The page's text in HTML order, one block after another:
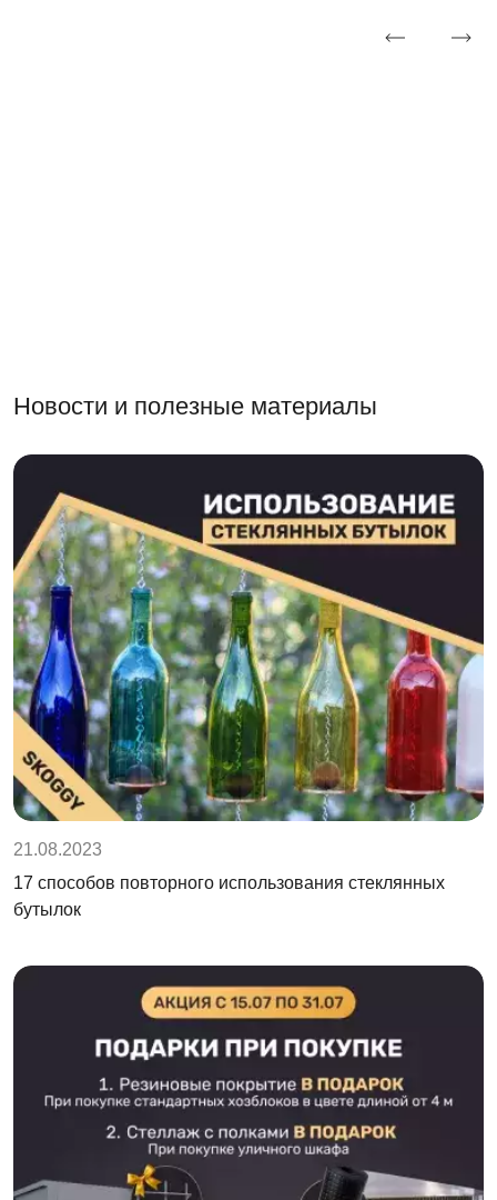
Новости и полезные материалы
21.08.2023
17 способов повторного использования стеклянных
бутылок